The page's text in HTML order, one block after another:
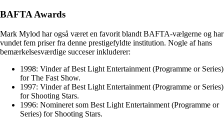
BAFTA Awards
Mark Mylod har også været en favorit blandt BAFTA-vælgerne og har
vundet fem priser fra denne prestigefyldte institution. Nogle af hans
bemærkelsesværdige succeser inkluderer:
1998: Vinder af Best Light Entertainment (Programme or Series)
for The Fast Show.
1997: Vinder af Best Light Entertainment (Programme or Series)
for Shooting Stars.
1996: Nomineret som Best Light Entertainment (Programme or
Series) for Shooting Stars.